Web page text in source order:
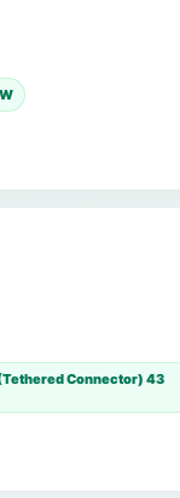
Connector) 43